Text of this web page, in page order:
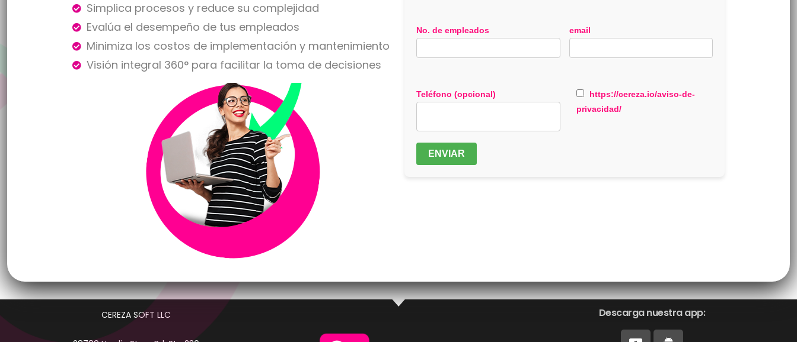
Simplica procesos y reduce su complejidad
Evalúa el desempeño de tus empleados
Minimiza los costos de implementación y mantenimiento
Visión integral 360° para facilitar la toma de decisiones
No. de empleados email
Teléfono (opcional)
https://cereza.io/aviso-de-
privacidad/
CEREZA SOFT LLC Descarga nuestra app: